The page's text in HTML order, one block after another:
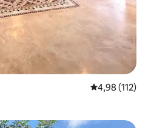
Évaluation
4,98 (112)